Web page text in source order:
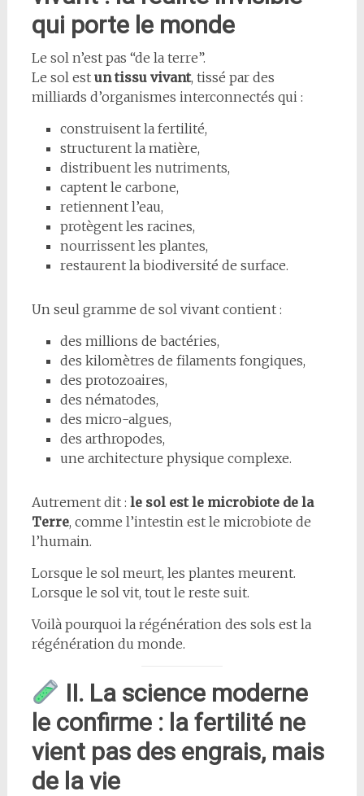
qui porte le monde
Le sol n’est pas “de la terre”.
Le sol est un tissu vivant, tissé par des
milliards d’organismes interconnectés qui :
construisent la fertilité,
structurent la matière,
distribuent les nutriments,
captent le carbone,
retiennent l’eau,
protègent les racines,
nourrissent les plantes,
restaurent la biodiversité de surface.
Un seul gramme de sol vivant contient :
des millions de bactéries,
des kilomètres de filaments fongiques,
des protozoaires,
des nématodes,
des micro-algues,
des arthropodes,
une architecture physique complexe.
Autrement dit : le sol est le microbiote de la
Terre, comme l’intestin est le microbiote de
l’humain.
Lorsque le sol meurt, les plantes meurent.
Lorsque le sol vit, tout le reste suit.
Voilà pourquoi la régénération des sols est la
régénération du monde.
II. La science moderne
le confirme : la fertilité ne
vient pas des engrais, mais
de la vie